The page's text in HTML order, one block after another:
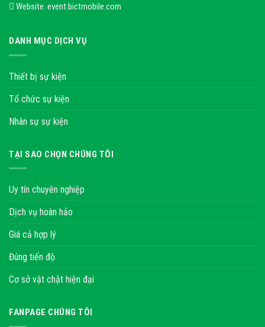
Website: event.bictmobile.com
DANH MỤC DỊCH VỤ
Thiết bị sự kiện
Tổ chức sự kiện
Nhân sự sự kiện
TẠI SAO CHỌN CHÚNG TÔI
Uy tín chuyên nghiệp
Dịch vụ hoàn hảo
Giá cả hợp lý
Đúng tiến độ
Cơ sở vật chật hiện đại
FANPAGE CHÚNG TÔI